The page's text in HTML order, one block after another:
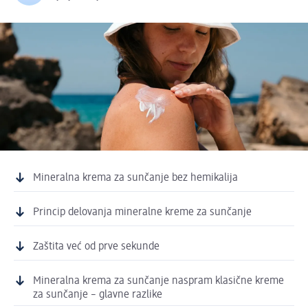
Mineralna krema za sunčanje bez hemikalija
Princip delovanja mineralne kreme za sunčanje
Zaštita već od prve sekunde
Mineralna krema za sunčanje naspram klasične kreme
za sunčanje – glavne razlike